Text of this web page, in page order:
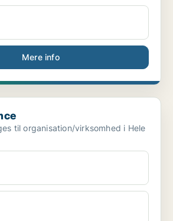
Mere info
til organisation/virksomhed i Hele